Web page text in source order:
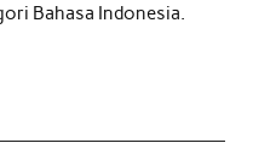
Bahasa Indonesia.